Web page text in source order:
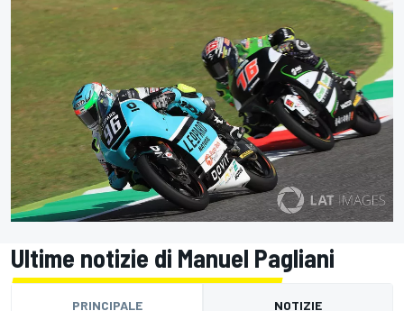
Ultime notizie di Manuel Pagliani
PRINCIPALE NOTIZIE